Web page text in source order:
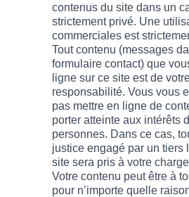
contenus du site dans un
strictement privé. Une
commerciales est
Tout contenu (messages
formulaire contact) que
ligne sur ce site est de
responsabilité. Vous vous
pas mettre en ligne de
porter atteinte aux intérêts
personnes. Dans ce cas,
justice engagé par un tiers
site sera pris à votre
Votre contenu peut être à
pour n’importe quelle